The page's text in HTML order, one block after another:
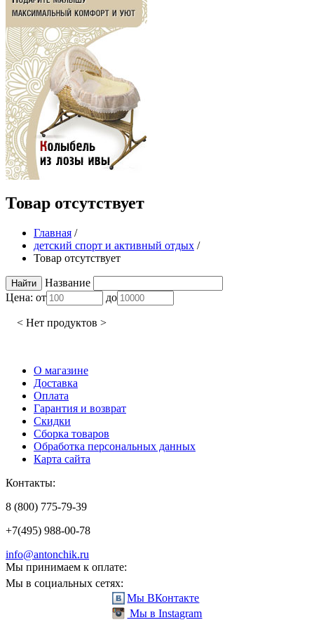
Товар отсутствует
Главная /
детский спорт и активный отдых /
Товар отсутствует
Название
Цена: от до
< Нет продуктов >
О магазине
Доставка
Оплата
Гарантия и возврат
Скидки
Сборка товаров
Обработка персональных данных
Карта сайта
Контакты:
8 (800) 775-79-39
+7(495) 988-00-78
info@antonchik.ru
Мы принимаем к оплате:
Мы в социальных сетях:
Мы ВКонтакте
Мы в Instagram